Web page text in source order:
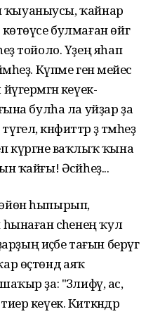
ҡыуаныусы, ҡайнар
булмаған өйгә
тойоло. Үҙең яһап
йәмһеҙ. Күпме генә мейес
кеүек-
булһа ла уйҙар ҙа
кәнфиттәр ҙә тәмһеҙ
күргәне ваҡлыҡ ҡына
ҡайғы! Әсәйһеҙ...
йөйөн һыпырып,
әсәһенең ҡул
иҫәбе тағын берәүгә
өҫтөндә аяҡ
ҙа: "Зәлифәәәү, ас,
кеүек. Киткәндәр